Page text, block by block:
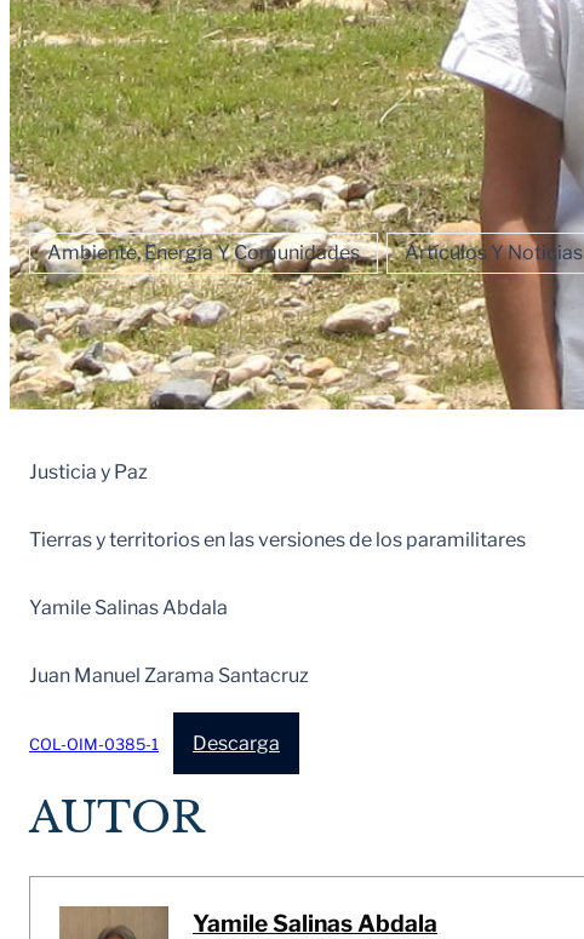
Ambiente, Energía Y Comunidades Artículos Y Noticias
Justicia y Paz
Tierras y territorios en las versiones de los paramilitares
Yamile Salinas Abdala
Juan Manuel Zarama Santacruz
COL-OIM-0385-1 Descarga
AUTOR
Yamile Salinas Abdala